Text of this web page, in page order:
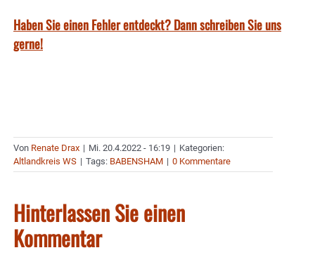
Haben Sie einen Fehler entdeckt? Dann schreiben Sie uns
gerne!
Von Renate Drax | Mi. 20.4.2022 - 16:19 | Kategorien:
Altlandkreis WS | Tags: BABENSHAM | 0 Kommentare
Hinterlassen Sie einen
Kommentar